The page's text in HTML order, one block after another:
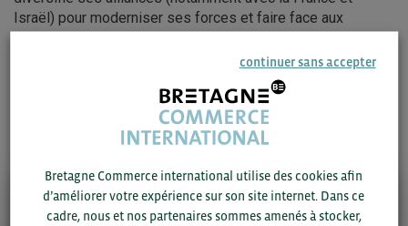
Israël) pour moderniser ses forces et faire face aux
tensions géopolitiques régionales, notamment avec la
Pour plus de détails, le support de présentation et le replay
de ce webinaire sont disponibles ci-dessous :
ENVIE DE LIRE LA SUITE ?
continuer sans accepter
Bretagne Commerce international utilise des cookies afin
d’améliorer votre expérience sur son site internet. Dans ce
cadre, nous et nos partenaires sommes amenés à stocker,